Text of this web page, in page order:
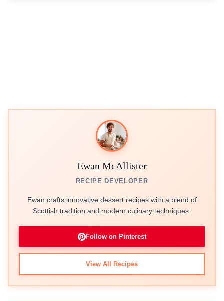
Ewan McAllister
RECIPE DEVELOPER
Ewan crafts innovative dessert recipes with a blend of
Scottish tradition and modern culinary techniques.
Follow on Pinterest
View All Recipes